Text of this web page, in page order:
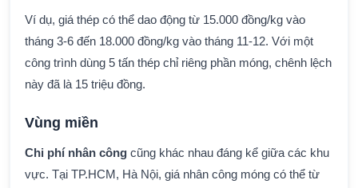
Ví dụ, giá thép có thể dao động từ 15.000 đồng/kg vào
tháng 3-6 đến 18.000 đồng/kg vào tháng 11-12. Với một
công trình dùng 5 tấn thép chỉ riêng phần móng, chênh lệch
này đã là 15 triệu đồng.
Vùng miền
Chi phí nhân công cũng khác nhau đáng kể giữa các khu
vực. Tại TP.HCM, Hà Nội, giá nhân công móng có thể từ